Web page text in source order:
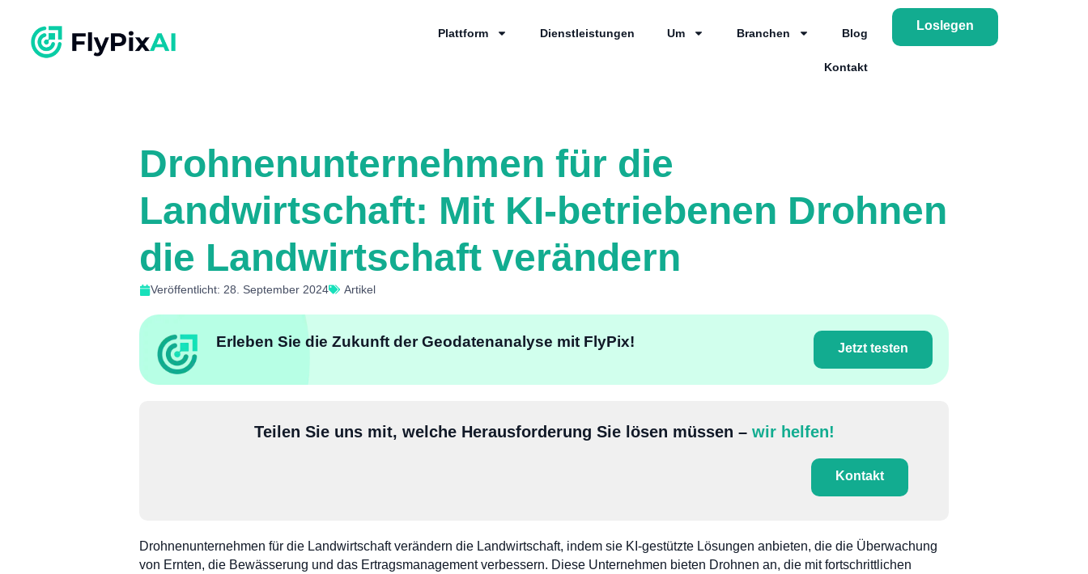
Plattform Dienstleistungen Um Branchen Blog
Kontakt
Loslegen
Drohnenunternehmen für die
Landwirtschaft: Mit KI-betriebenen Drohnen
die Landwirtschaft verändern
Veröffentlicht: 28. September 2024 Artikel
Erleben Sie die Zukunft der Geodatenanalyse mit FlyPix! Jetzt testen
Teilen Sie uns mit, welche Herausforderung Sie lösen müssen – wir helfen!
Kontakt
Drohnenunternehmen für die Landwirtschaft verändern die Landwirtschaft, indem sie KI-gestützte Lösungen anbieten, die die Überwachung
von Ernten, die Bewässerung und das Ertragsmanagement verbessern. Diese Unternehmen bieten Drohnen an, die mit fortschrittlichen